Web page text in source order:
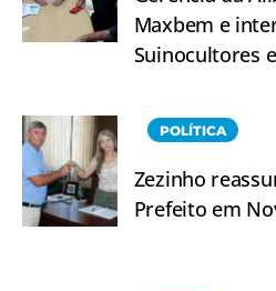
Maxbem e
Suinocultores
POLÍTICA
Zezinho
Prefeito em